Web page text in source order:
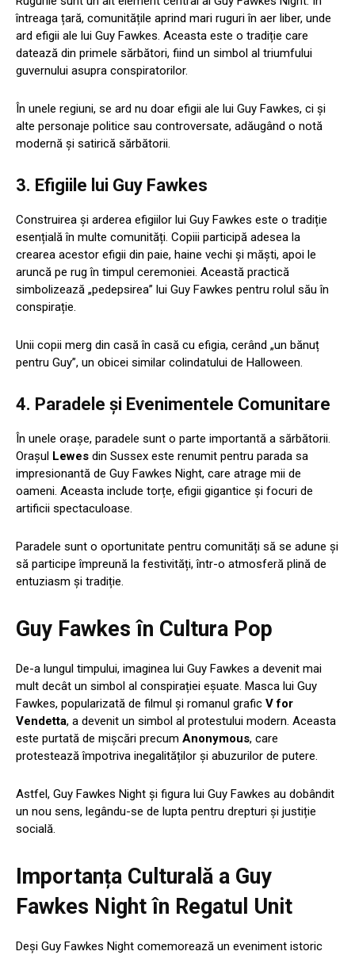
întreaga țară, comunitățile aprind mari ruguri în aer liber, unde
ard efigii ale lui Guy Fawkes. Aceasta este o tradiție care
datează din primele sărbători, fiind un simbol al triumfului
guvernului asupra conspiratorilor.
În unele regiuni, se ard nu doar efigii ale lui Guy Fawkes, ci și
alte personaje politice sau controversate, adăugând o notă
modernă și satirică sărbătorii.
3. Efigiile lui Guy Fawkes
Construirea și arderea efigiilor lui Guy Fawkes este o tradiție
esențială în multe comunități. Copiii participă adesea la
crearea acestor efigii din paie, haine vechi și măști, apoi le
aruncă pe rug în timpul ceremoniei. Această practică
simbolizează „pedepsirea” lui Guy Fawkes pentru rolul său în
conspirație.
Unii copii merg din casă în casă cu efigia, cerând „un bănuț
pentru Guy”, un obicei similar colindatului de Halloween.
4. Paradele și Evenimentele Comunitare
În unele orașe, paradele sunt o parte importantă a sărbătorii.
Orașul
Lewes din Sussex este renumit pentru parada sa
impresionantă de Guy Fawkes Night, care atrage mii de
oameni. Aceasta include torțe, efigii gigantice și focuri de
artificii spectaculoase.
Paradele sunt o oportunitate pentru comunități să se adune și
să participe împreună la festivități, într-o atmosferă plină de
entuziasm și tradiție.
Guy Fawkes în Cultura Pop
De-a lungul timpului, imaginea lui Guy Fawkes a devenit mai
mult decât un simbol al conspirației eșuate. Masca lui Guy
Fawkes, popularizată de filmul și romanul grafic V for
Vendetta, a devenit un simbol al protestului modern. Aceasta
este purtată de mișcări precum Anonymous, care
protestează împotriva inegalităților și abuzurilor de putere.
Astfel, Guy Fawkes Night și figura lui Guy Fawkes au dobândit
un nou sens, legându-se de lupta pentru drepturi și justiție
socială.
Importanța Culturală a Guy
Fawkes Night în Regatul Unit
Deși Guy Fawkes Night comemorează un eveniment istoric